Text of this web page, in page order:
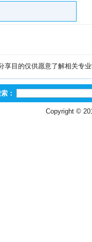
享目的仅供愿意了解相关专
：
Copyright ©